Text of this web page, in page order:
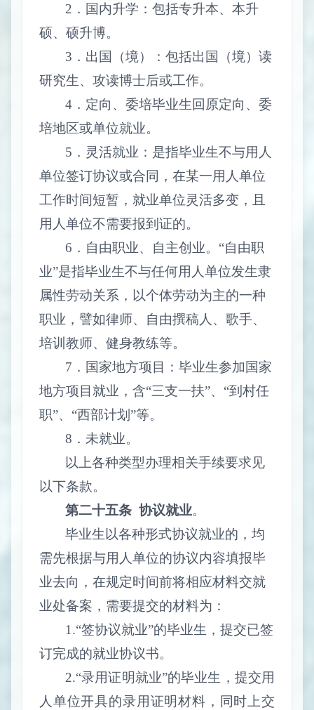
2 ．国内升学：包括专升本、本升
硕、硕升博。
3 ．出国（境）：包括出国（境）读
研究生、攻读博士后或工作。
4 ．定向、委培毕业生回原定向、委
培地区或单位就业。
5 ．灵活就业：是指毕业生不与用人
单位签订协议或合同，在某一用人单位
工作时间短暂，就业单位灵活多变，且
用人单位不需要报到证的。
6 ．自由职业、自主创业。“自由职
业”是指毕业生不与任何用人单位发生隶
属性劳动关系，以个体劳动为主的一种
职业，譬如律师、自由撰稿人、歌手、
培训教师、健身教练等。
7 ．国家地方项目：毕业生参加国家
地方项目就业，含“三支一扶”、“到村任
职”、“西部计划”等。
8 ．未就业。
以上各种类型办理相关手续要求见
以下条款。
第二十五条 协议就业。
毕业生以各种形式协议就业的，均
需先根据与用人单位的协议内容填报毕
业去向，在规定时间前将相应材料交就
业处备案，需要提交的材料为：
1.“签协议就业”的毕业生，提交已签
订完成的就业协议书。
2.“录用证明就业”的毕业生，提交用
人单位开具的录用证明材料，同时上交